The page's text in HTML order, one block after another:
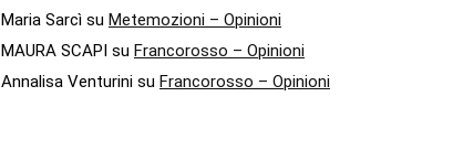
Maria Sarcì su Metemozioni – Opinioni
MAURA SCAPI su Francorosso – Opinioni
Annalisa Venturini su Francorosso – Opinioni